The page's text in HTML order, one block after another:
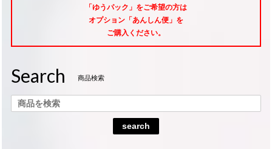
「ゆうパック」をご希望の方は
オプション「あんしん便」 を
ご購入ください。
Search 商品検索
search